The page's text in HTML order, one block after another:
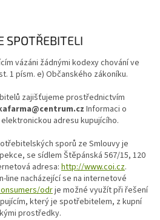
SPOTŘEBITELI
vázáni žádnými kodexy chování ve
1 písm. e) Občanského zákoníku.
zajišťujeme prostřednictvím
Informaci o
adresu kupujícího.
sporů ze Smlouvy je
se sídlem Štěpánská 567/15, 120
adresa: http://www.coi.cz.
line nacházející se na internetové
odrje možné využít při řešení
který je spotřebitelem, z kupní
prostředky.